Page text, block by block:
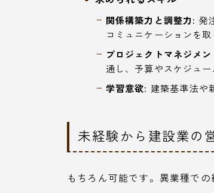
関係構築力と調整力: 発
コミュニケーションを取
プロジェクトマネジメ
通し、予算やスケジュー
学習意欲: 建築基準法や
未経験から建設業の
もちろん可能です。異業種で